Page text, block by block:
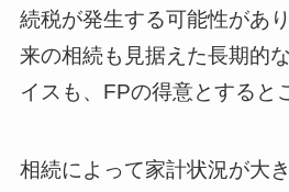
続税が発生する可能性があ
来の相続も見据えた長期的
イスも、FPの得意とすると
相続によって家計状況が大